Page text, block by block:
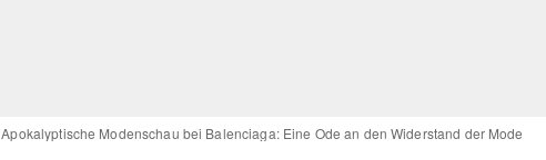
Apokalyptische Modenschau bei Balenciaga: Eine Ode an den Widerstand der Mode